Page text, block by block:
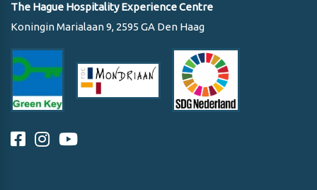
The Hague Hospitality Experience Centre
Koningin Marialaan 9, 2595 GA Den Haag